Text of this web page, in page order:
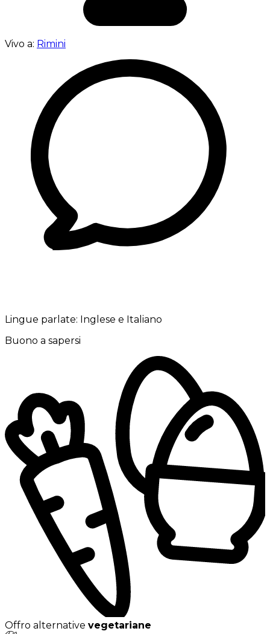
Vivo a: Rimini
Lingue parlate: Inglese e Italiano
Buono a sapersi
Offro alternative vegetariane